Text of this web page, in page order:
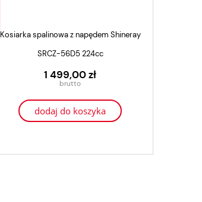
Kosiarka spalinowa z napędem Shineray
SRCZ-56D5 224cc
1 499,00 zł
dodaj do koszyka